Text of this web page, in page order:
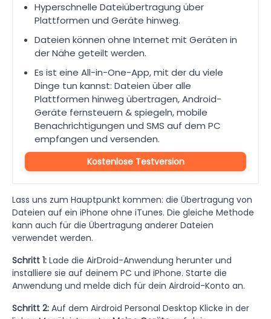
Hyperschnelle Dateiübertragung über
Plattformen und Geräte hinweg.
Dateien können ohne Internet mit Geräten in
der Nähe geteilt werden.
Es ist eine All-in-One-App, mit der du viele
Dinge tun kannst: Dateien über alle
Plattformen hinweg übertragen, Android-
Geräte fernsteuern & spiegeln, mobile
Benachrichtigungen und SMS auf dem PC
empfangen und versenden.
Kostenlose Testversion
Lass uns zum Hauptpunkt kommen: die Übertragung von
Dateien auf ein iPhone ohne iTunes. Die gleiche Methode
kann auch für die Übertragung anderer Dateien
verwendet werden.
Schritt 1: Lade die AirDroid-Anwendung herunter und
installiere sie auf deinem PC und iPhone. Starte die
Anwendung und melde dich für dein Airdroid-Konto an.
Schritt 2: Auf dem Airdroid Personal Desktop Klicke in der